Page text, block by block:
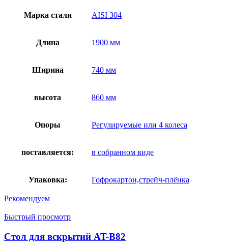
Марка стали AISI 304
Длина 1900 мм
Ширина 740 мм
высота 860 мм
Опоры Регулируемые или 4 колеса
поставляется: в собранном виде
Упаковка: Гофрокартон,стрейч-плёнка
Рекомендуем
Быстрый просмотр
Стол для вскрытий AT-B82